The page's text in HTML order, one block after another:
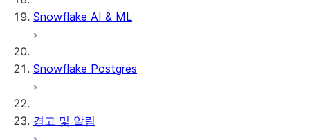
Snowflake AI & ML
Snowflake Postgres
경고 및 알림